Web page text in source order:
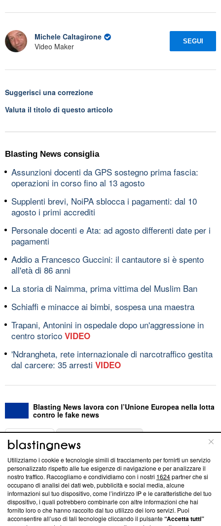
Michele Caltagirone
Video Maker
SEGUI
Suggerisci una correzione
Valuta il titolo di questo articolo
Blasting News consiglia
Assunzioni docenti da GPS sostegno prima fascia:
operazioni in corso fino al 13 agosto
Supplenti brevi, NoiPA sblocca i pagamenti: dal 10
agosto i primi accrediti
Personale docenti e Ata: ad agosto differenti date per i
pagamenti
Addio a Francesco Guccini: il cantautore si è spento
all'età di 86 anni
La storia di Naimma, prima vittima del Muslim Ban
Schiaffi e minacce ai bimbi, sospesa una maestra
Trapani, Antonini in ospedale dopo un'aggressione in
centro storico VIDEO
'Ndrangheta, rete internazionale di narcotraffico gestita
dal carcere: 35 arresti VIDEO
Blasting News lavora con l’Unione Europea nella lotta
contro le fake news
ABOUT
Questa sezione offre informazioni trasparenti su Blasting
News, sui nostri processi editoriali e su come ci impegniamo a
creare news di qualità. Inoltre, afferma la nostra aderenza a
‘Trust Project - News with Integrity’Blasting News non è
ancora membro del programma, ma ha richiesto di farne
parte; Trust Project non ha ancora effettuato una verifica di
Utilizziamo i cookie e tecnologie simili di tracciamento per fornirti un servizio
personalizzato rispetto alle tue esigenze di navigazione e per analizzare il
nostro traffico. Raccogliamo e condividiamo con i nostri 1624partner che si
occupano di analisi dei dati web, pubblicità e social media, alcune
informazioni sul tuo dispositivo, come l’indirizzo IP e le caratteristiche del tuo
dispositivo, i quali potrebbero combinarle con altre informazioni che hai
fornito loro o che hanno raccolto dal tuo utilizzo dei loro servizi. Puoi
acconsentire all’uso di tali tecnologie cliccando il pulsante“Accetta tutti”